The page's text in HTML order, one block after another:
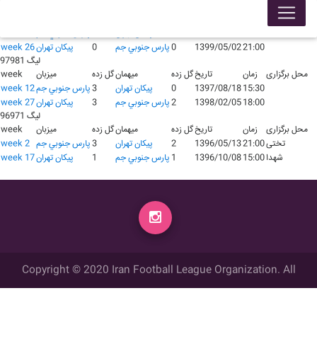
محل برگزاری
week 26پيکان تهران 0 پارس جنوبي جم0 1399/05/0221:00
لیگ 97981
week
میزبان گل زدهمیهمان گل زدهتاریخ زمان
محل برگزاری
week 12پارس جنوبي جم3 پيکان تهران 0 1397/08/1815:30
week 27پيکان تهران 3 پارس جنوبي جم2 1398/02/0518:00
لیگ 96971
week
میزبان گل زدهمیهمان گل زدهتاریخ زمان
محل برگزاری
week 2 پارس جنوبي جم3 پيکان تهران 2 1396/05/1321:00تختی
week 17پيکان تهران 1 پارس جنوبي جم 1 1396/10/0815:00شهدا
Copyright © 2020 Iran Football League Organization. All